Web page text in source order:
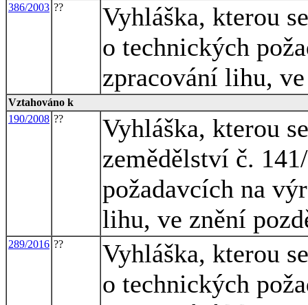
386/2003 ??
Vyhláška, kterou
o technických
zpracování lihu,
Vztahováno k
190/2008 ??
Vyhláška, kterou
zemědělství č.
požadavcích na
lihu, ve znění
289/2016 ??
Vyhláška, kterou
o technických